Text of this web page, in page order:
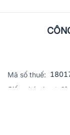
Mã số thuế:
Giấy phép hoạt